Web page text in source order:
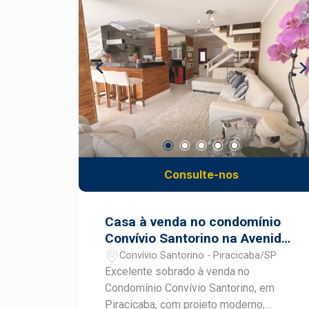
garagem; Área de lazer super completa;
Portaria 24 horas Se você procura um
apartamento espaçoso, elegante e
completo que reúne qualidade de vida
para toda a família, vale a pena
conhecer este imóvel! Fale com um
corretor especialista Frias Neto!
Consulte-nos
Casa à venda no condomínio
Convívio Santorino na Avenida
Dois Córregos em Piracicaba
Convívio Santorino - Piracicaba/SP
Excelente sobrado à venda no
Condomínio Convívio Santorino, em
Piracicaba, com projeto moderno,